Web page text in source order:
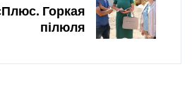
Горкая
пілюля